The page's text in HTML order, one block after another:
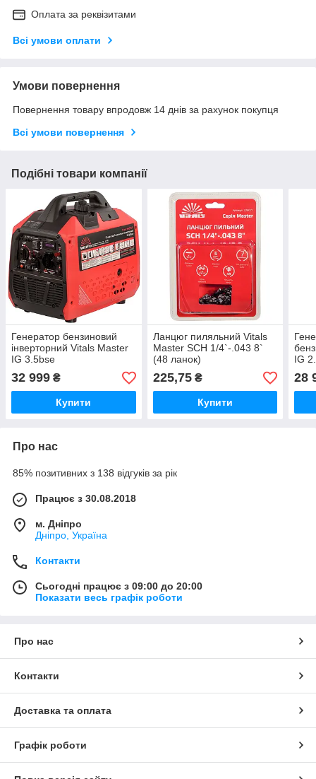
Оплата за реквізитами
Всі умови оплати
Умови повернення
Повернення товару впродовж 14 днів за рахунок покупця
Всі умови повернення
Подібні товари компанії
Генератор бензиновий
інверторний Vitals Master
IG 3.5bse
32 999 ₴
Купити
Ланцюг пиляльний Vitals
Master SСH 1/4`-.043 8`
(48 ланок)
225,75₴
Купити
IG
28
Про нас
85% позитивних з 138 відгуків за рік
Працює з 30.08.2018
м. Дніпро
Дніпро, Україна
Контакти
Сьогодні працює з 09:00 до 20:00
Показати весь графік роботи
Про нас
Контакти
Доставка та оплата
Графік роботи